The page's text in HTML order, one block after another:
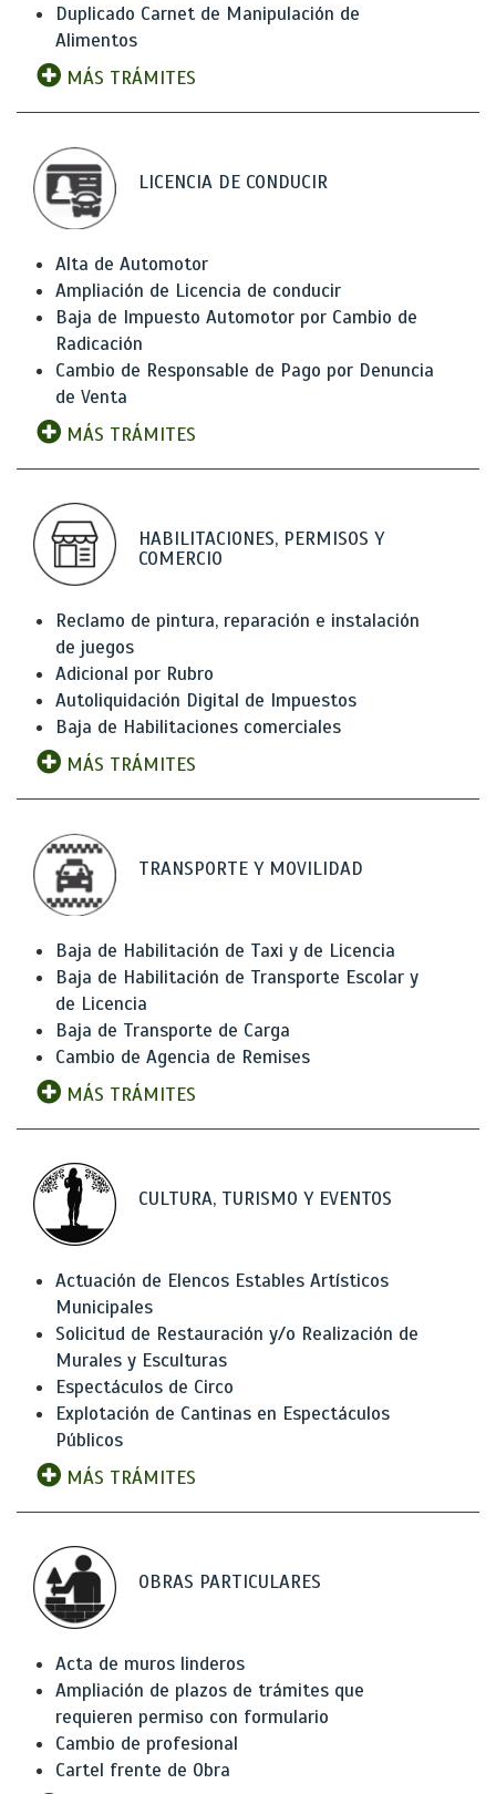
Duplicado Carnet de Manipulación de
Alimentos
MÁS TRÁMITES
LICENCIA DE CONDUCIR
Alta de Automotor
Ampliación de Licencia de conducir
Baja de Impuesto Automotor por Cambio de
Radicación
Cambio de Responsable de Pago por Denuncia
de Venta
MÁS TRÁMITES
HABILITACIONES, PERMISOS Y
COMERCIO
Reclamo de pintura, reparación e instalación
de juegos
Adicional por Rubro
Autoliquidación Digital de Impuestos
Baja de Habilitaciones comerciales
MÁS TRÁMITES
TRANSPORTE Y MOVILIDAD
Baja de Habilitación de Taxi y de Licencia
Baja de Habilitación de Transporte Escolar y
de Licencia
Baja de Transporte de Carga
Cambio de Agencia de Remises
MÁS TRÁMITES
CULTURA, TURISMO Y EVENTOS
Actuación de Elencos Estables Artísticos
Municipales
Solicitud de Restauración y/o Realización de
Murales y Esculturas
Espectáculos de Circo
Explotación de Cantinas en Espectáculos
Públicos
MÁS TRÁMITES
OBRAS PARTICULARES
Acta de muros linderos
Ampliación de plazos de trámites que
requieren permiso con formulario
Cambio de profesional
Cartel frente de Obra